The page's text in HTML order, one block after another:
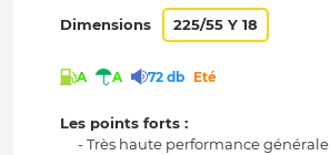
Dimensions 225/55 Y 18
A A 72 db Eté
Les points forts :
- Très haute performance générale